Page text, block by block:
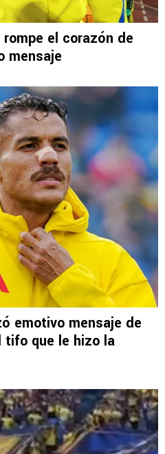
el corazón de
mensaje
emotivo mensaje de
tifo que le hizo la